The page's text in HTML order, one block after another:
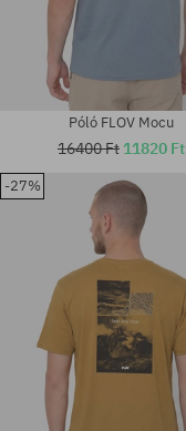
Elérhető méretek:
M; L; XL; XXL
Póló FLOV Mocu
16400 Ft 11820 Ft
-27%